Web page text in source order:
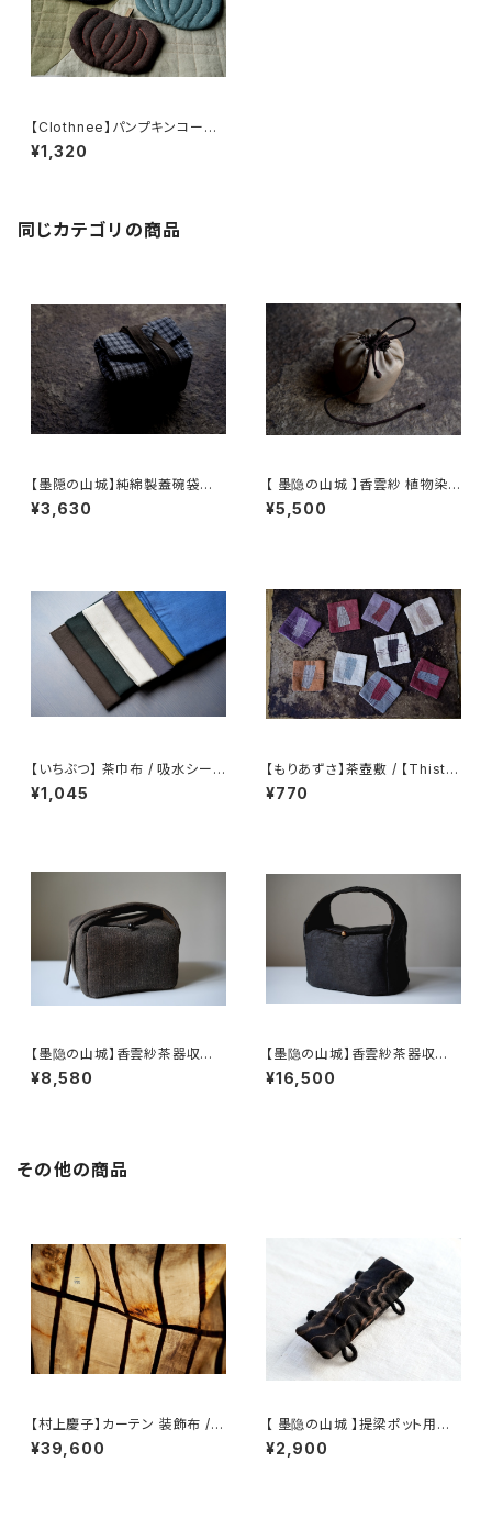
【Clothnee】パンプキンコース
ター / Pumpkin Coaster 8
¥1,320
同じカテゴリの商品
【墨隠の山城】純綿製蓋碗袋内【
【 墨隐の山城 】香雲紗 植物染
仕覆 めカップ袋 【 Ink & Moun
¥3,630
【 墨隐の山城 】香雲紗 植物染
仕覆 めカップ袋 【 Ink & Moun
tain Tea Atelier】Tea Cadd
¥5,500
【いちぶつ】 茶巾布 / 吸水シート
(カビが生えない)
¥1,045
【もりあずさ】茶壺敷 / 【Thistl
e】Teapot Coaster
¥770
【墨隐の山城】香雲紗茶器収納
バッグ 「内袋分離式のアウトドア
ティーバッグ」
¥8,580
【墨隐の山城】香雲紗茶器収納
バッグ 「内袋分離式のアウトドア
ティーバッグ」
¥16,500
その他の商品
【村上慶子】カーテン 装飾布 /
【sabi-nuno】tablecloth stol
e
¥39,600
【 墨隐の山城 】提梁ポット用の
ホットマット
¥2,900